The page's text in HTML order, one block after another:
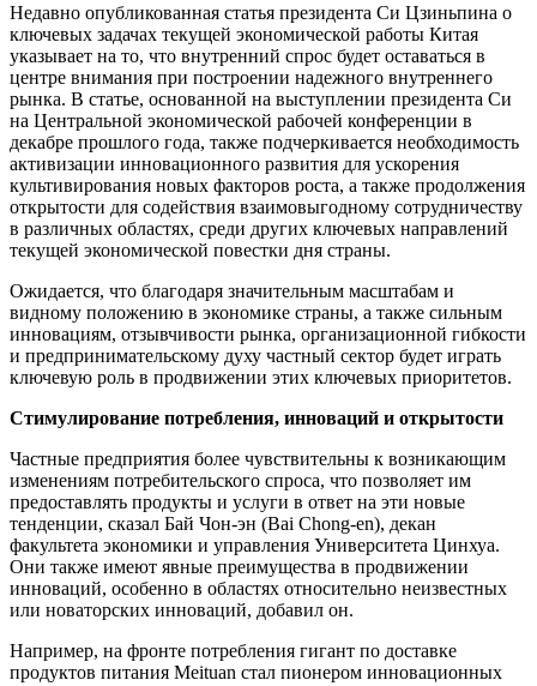
Недавно опубликованная статья президента Си Цзиньпина о
ключевых задачах текущей экономической работы Китая
указывает на то, что внутренний спрос будет оставаться в
центре внимания при построении надежного внутреннего
рынка. В статье, основанной на выступлении президента Си
на Центральной экономической рабочей конференции в
декабре прошлого года, также подчеркивается необходимость
активизации инновационного развития для ускорения
культивирования новых факторов роста, а также продолжения
открытости для содействия взаимовыгодному сотрудничеству
в различных областях, среди других ключевых направлений
текущей экономической повестки дня страны.
Ожидается, что благодаря значительным масштабам и
видному положению в экономике страны, а также сильным
инновациям, отзывчивости рынка, организационной гибкости
и предпринимательскому духу частный сектор будет играть
ключевую роль в продвижении этих ключевых приоритетов.
Стимулирование потребления, инноваций и открытости
Частные предприятия более чувствительны к возникающим
изменениям потребительского спроса, что позволяет им
предоставлять продукты и услуги в ответ на эти новые
тенденции, сказал Бай Чон-эн (Bai Chong-en), декан
факультета экономики и управления Университета Цинхуа.
Они также имеют явные преимущества в продвижении
инноваций, особенно в областях относительно неизвестных
или новаторских инноваций, добавил он.
Например, на фронте потребления гигант по доставке
продуктов питания Meituan стал пионером инновационных